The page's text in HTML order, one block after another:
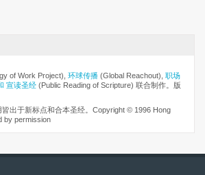
of Work Project), 环球传播 (Global Reachout), 职场
宣读圣经 (Public Reading of Scripture) 联合制作。版
出于新标点和合本圣经。Copyright © 1996 Hong
by permission